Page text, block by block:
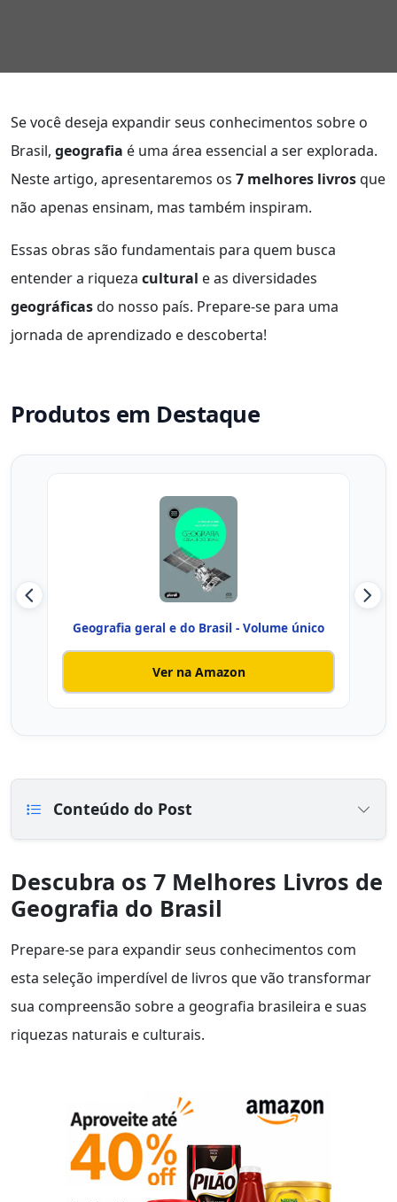
Se você deseja expandir seus conhecimentos sobre o
Brasil, geografia é uma área essencial a ser explorada.
Neste artigo, apresentaremos os 7 melhores livrosque
não apenas ensinam, mas também inspiram.
Essas obras são fundamentais para quem busca
entender a riqueza cultural e as diversidades
geográficasdo nosso país. Prepare-se para uma
jornada de aprendizado e descoberta!
Produtos em Destaque
Geografia geral e do Brasil - Volume único
Ver na Amazon
Conteúdo do Post
Descubra os 7 Melhores Livros de
Geografia do Brasil
Prepare-se para expandir seus conhecimentos com
esta seleção imperdível de livros que vão transformar
sua compreensão sobre a geografia brasileira e suas
riquezas naturais e culturais.